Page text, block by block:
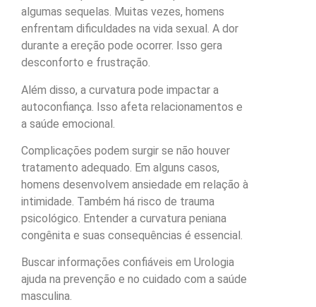
algumas sequelas. Muitas vezes, homens
enfrentam dificuldades na vida sexual. A dor
durante a ereção pode ocorrer. Isso gera
desconforto e frustração.
Além disso, a curvatura pode impactar a
autoconfiança. Isso afeta relacionamentos e
a saúde emocional.
Complicações podem surgir se não houver
tratamento adequado. Em alguns casos,
homens desenvolvem ansiedade em relação à
intimidade. Também há risco de trauma
psicológico. Entender a curvatura peniana
congênita e suas consequências é essencial.
Buscar informações confiáveis em Urologia
ajuda na prevenção e no cuidado com a saúde
masculina.